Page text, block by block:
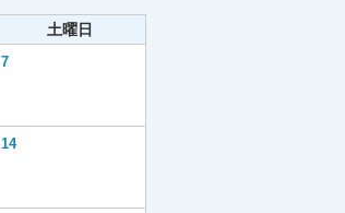
土曜日
7
14